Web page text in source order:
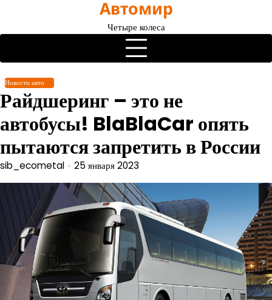
содержимому
Автомир
Четыре колеса
Новости авто
Райдшеринг – это не
автобусы! BlaBlaCar опять
пытаются запретить в России
sib_ecometal 25 января 2023